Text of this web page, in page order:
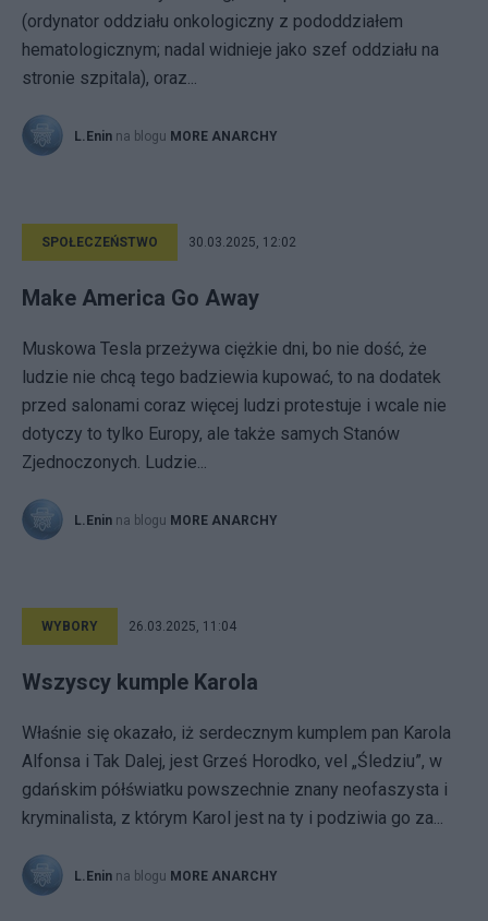
(ordynator oddziału onkologiczny z pododdziałem
hematologicznym; nadal widnieje jako szef oddziału na
stronie szpitala), oraz...
L.Enin na blogu MORE ANARCHY
SPOŁECZEŃSTWO 30.03.2025, 12:02
Make America Go Away
Muskowa Tesla przeżywa ciężkie dni, bo nie dość, że
ludzie nie chcą tego badziewia kupować, to na dodatek
przed salonami coraz więcej ludzi protestuje i wcale nie
dotyczy to tylko Europy, ale także samych Stanów
Zjednoczonych. Ludzie...
L.Enin na blogu MORE ANARCHY
WYBORY 26.03.2025, 11:04
Wszyscy kumple Karola
Właśnie się okazało, iż serdecznym kumplem pan Karola
Alfonsa i Tak Dalej, jest Grześ Horodko, vel „Śledziu”, w
gdańskim półświatku powszechnie znany neofaszysta i
kryminalista, z którym Karol jest na ty i podziwia go za...
L.Enin na blogu MORE ANARCHY